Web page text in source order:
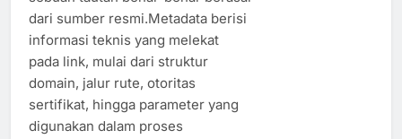
dari sumber resmi.Metadata berisi
informasi teknis yang melekat
pada link, mulai dari struktur
domain, jalur rute, otoritas
sertifikat, hingga parameter yang
digunakan dalam proses